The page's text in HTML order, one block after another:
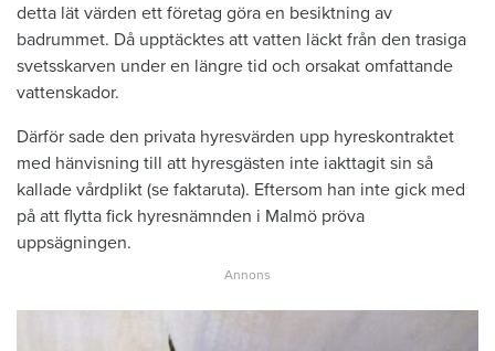
detta lät värden ett företag göra en besiktning av
badrummet. Då upptäcktes att vatten läckt från den trasiga
svetsskarven under en längre tid och orsakat omfattande
vattenskador.
Därför sade den privata hyresvärden upp hyreskontraktet
med hänvisning till att hyresgästen inte iakttagit sin så
kallade vårdplikt (se faktaruta). Eftersom han inte gick med
på att flytta fick hyresnämnden i Malmö pröva
uppsägningen.